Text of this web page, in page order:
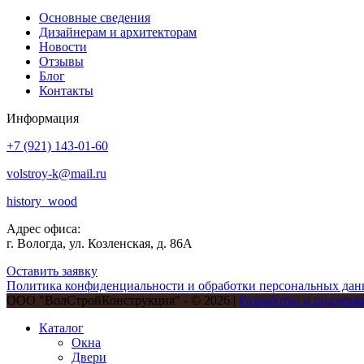
Основные сведения
Дизайнерам и архитекторам
Новости
Отзывы
Блог
Контакты
Информация
+7 (921) 143-01-60
volstroy-k@mail.ru
history_wood
Адрес офиса:
г. Вологда, ул. Козленская, д. 86А
Оставить заявку
Политика конфиденциальности и обработки персональных
ООО "ВолСтройКонструкция" - © 2026 | Разработка и
Каталог
Окна
Двери